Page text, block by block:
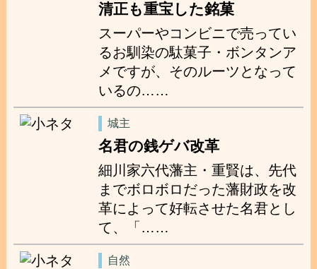
清正も重宝した銘菓
スーパーやコンビニで売ってい
るお馴染の駄菓子・ボンタンア
メですが、そのルーツとなって
いるの……
城主
名君の銭ゲバ改革
細川家六代藩主・重賢は、先代
までボロボロだった藩財政を改
革によって好転させた名君とし
て、「……
自然